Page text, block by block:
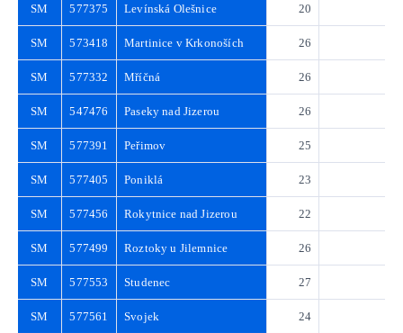
SM 577375 Levínská Olešnice 20
SM 573418 Martinice v Krkonoších 26
SM 577332 Mříčná 26
SM 547476 Paseky nad Jizerou 26
SM 577391 Peřimov 25
SM 577405 Poniklá 23
SM 577456 Rokytnice nad Jizerou 22
SM 577499 Roztoky u Jilemnice 26
SM 577553 Studenec 27
SM 577561 Svojek 24